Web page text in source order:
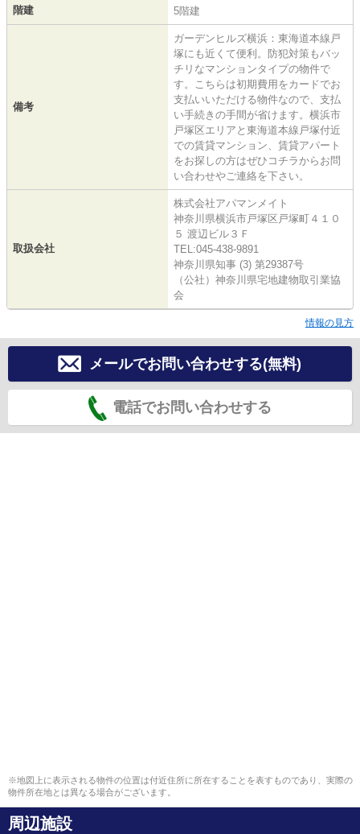
階建 5階建
備考
ガーデンヒルズ横浜：東海道本線戸
塚にも近くて便利。防犯対策もバッ
チリなマンションタイプの物件で
す。こちらは初期費用をカードでお
支払いいただける物件なので、支払
い手続きの手間が省けます。横浜市
戸塚区エリアと東海道本線戸塚付近
での賃貸マンション、賃貸アパート
をお探しの方はぜひコチラからお問
い合わせやご連絡を下さい。
取扱会社
株式会社アパマンメイト
神奈川県横浜市戸塚区戸塚町４１０
５ 渡辺ビル３Ｆ
TEL:045-438-9891
神奈川県知事 (3) 第29387号
（公社）神奈川県宅地建物取引業協
会
情報の見方
メールでお問い合わせする(無料)
電話でお問い合わせする
※地図上に表示される物件の位置は付近住所に所在することを表すものであり、実際の
物件所在地とは異なる場合がございます。
周辺施設